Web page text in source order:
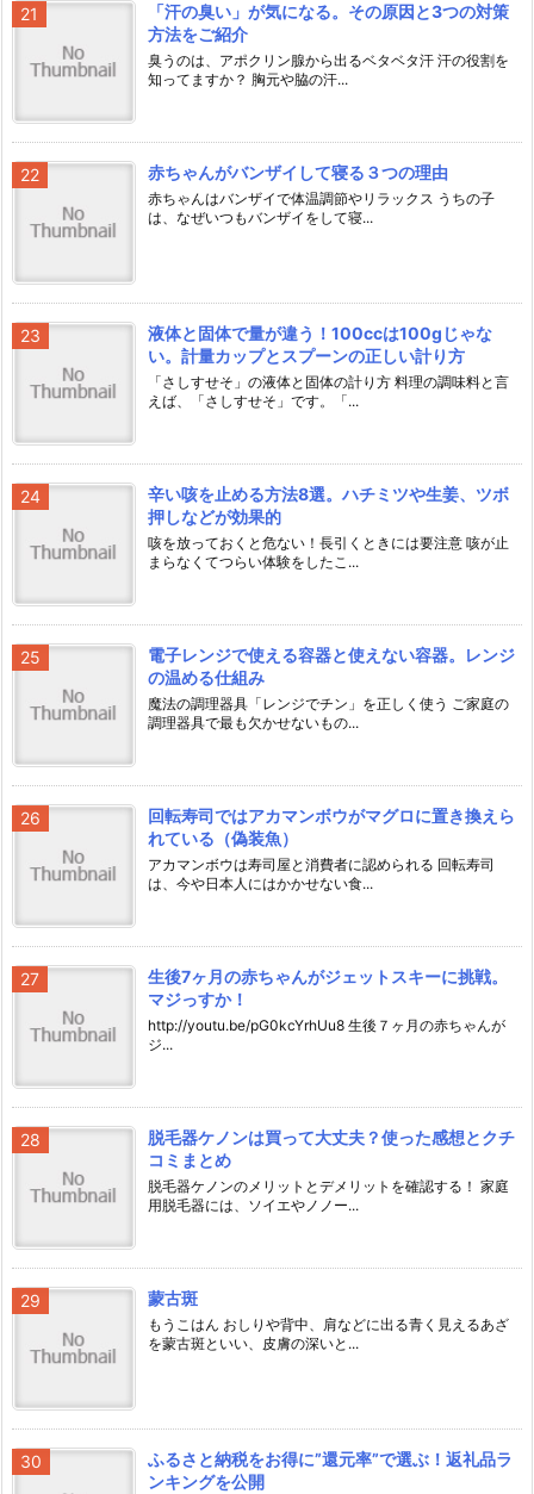
「汗の臭い」が気になる。その原因と3つの対策
方法をご紹介
臭うのは、アポクリン腺から出るベタベタ汗 汗の役割を
知ってますか？ 胸元や脇の汗...
赤ちゃんがバンザイして寝る３つの理由
赤ちゃんはバンザイで体温調節やリラックス うちの子
は、なぜいつもバンザイをして寝...
液体と固体で量が違う！100ccは100gじゃな
い。計量カップとスプーンの正しい計り方
「さしすせそ」の液体と固体の計り方 料理の調味料と言
えば、「さしすせそ」です。「...
辛い咳を止める方法8選。ハチミツや生姜、ツボ
押しなどが効果的
咳を放っておくと危ない！長引くときには要注意 咳が止
まらなくてつらい体験をしたこ...
電子レンジで使える容器と使えない容器。レンジ
の温める仕組み
魔法の調理器具「レンジでチン」を正しく使う ご家庭の
調理器具で最も欠かせないもの...
回転寿司ではアカマンボウがマグロに置き換えら
れている（偽装魚）
アカマンボウは寿司屋と消費者に認められる 回転寿司
は、今や日本人にはかかせない食...
生後7ヶ月の赤ちゃんがジェットスキーに挑戦。
マジっすか！
http://youtu.be/pG0kcYrhUu8 生後７ヶ月の赤ちゃんが
ジ...
脱毛器ケノンは買って大丈夫？使った感想とクチ
コミまとめ
脱毛器ケノンのメリットとデメリットを確認する！ 家庭
用脱毛器には、ソイエやノノー...
蒙古斑
もうこはん おしりや背中、肩などに出る青く見えるあざ
を蒙古斑といい、皮膚の深いと...
ふるさと納税をお得に”還元率”で選ぶ！返礼品ラ
ンキングを公開